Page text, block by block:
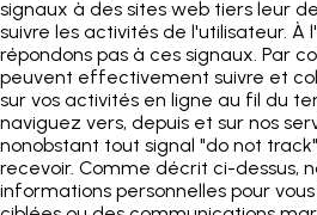
signaux à des sites web tiers leur
suivre les activités de l'utilisateur. À
répondons pas à ces signaux. Par
peuvent effectivement suivre et
sur vos activités en ligne au fil du
naviguez vers, depuis et sur nos
nonobstant tout signal "do not
recevoir. Comme décrit ci-dessus,
informations personnelles pour